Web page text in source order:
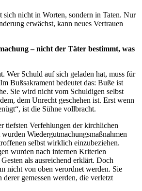
nicht in Worten, sondern in Taten. Nur
erwächst, kann neues Vertrauen
– nicht der Täter bestimmt, was
Wer Schuld auf sich geladen hat, muss für
Bußsakrament bedeutet das: Buße ist
Sie wird nicht vom Schuldigen selbst
dem Unrecht geschehen ist. Erst wenn
ist die Sühne vollbracht.
tiefsten Verfehlungen der kirchlichen
Wiedergutmachungsmaßnahmen
selbst wirklich einzubeziehen.
wurden nach internen Kriterien
als ausreichend erklärt. Doch
nicht von oben verordnet werden. Sie
derer gemessen werden, die verletzt